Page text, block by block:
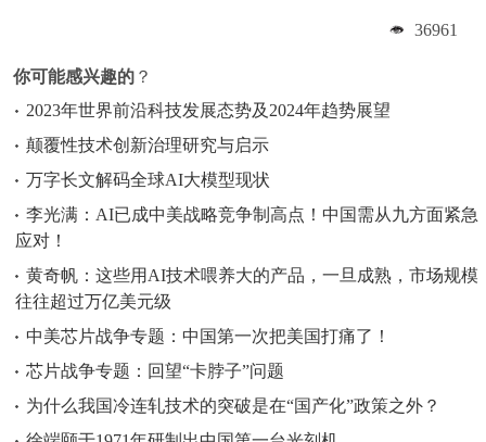
36961
你可能感兴趣的 ？
2023年世界前沿科技发展态势及2024年趋势展望
颠覆性技术创新治理研究与启示
万字长文解码全球AI大模型现状
李光满：AI已成中美战略竞争制高点！中国需从九方面紧急
应对！
黄奇帆：这些用AI技术喂养大的产品，一旦成熟，市场规模
往往超过万亿美元级
中美芯片战争专题：中国第一次把美国打痛了！
芯片战争专题：回望“卡脖子”问题
为什么我国冷连轧技术的突破是在“国产化”政策之外？